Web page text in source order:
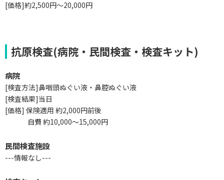
[価格]約2,500円～20,000円
抗原検査(病院・民間検査・検査キット)
病院
[検査方法]鼻咽頭ぬぐい液・鼻腔ぬぐい液
[検査結果]当日
[価格] 保険適用 約2,000円前後
自費 約10,000～15,000円
民間検査施設
---情報なし---